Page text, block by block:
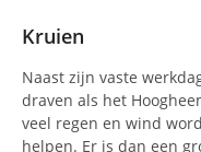
Kruien
Naast zijn vaste
draven als het
veel regen en wind
helpen. Er is dan een